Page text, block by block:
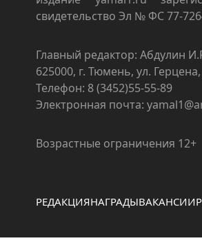
свидетельство Эл № ФС 77-
Главный редактор: Абдулин
625000, г. Тюмень, ул.
Телефон: 8 (3452)55-55-89
Электронная почта:
Возрастные ограничения 12+
РЕДАКЦИЯНАГРАДЫВАКАНСИИ